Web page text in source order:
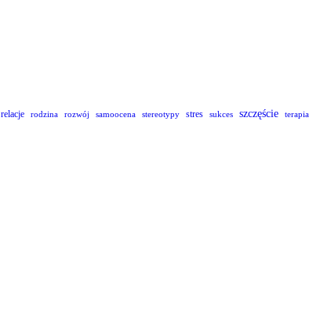
relacje rodzina rozwój samoocena stereotypy stres sukces szczęście
terapia